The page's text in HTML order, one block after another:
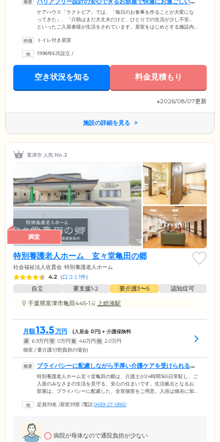
だけます
ケアハウス「ラクトピア」では、「毎日のお食事を作ることが大変にな
ってきた」、「介助はまだ大丈夫だけど、ひとりでの生活が少し不安」
といったご入居者様が生活をされています。居室をはじめとする施設内
お部屋は個室をご用意をしていますので、ご夫婦でのご入居も可能で
とコミュニケーションを気軽に取れる、ロビーや食堂を完備するなど、
安心して快適にお過ごしいただける環境を整えております。
トイレ付き居室
1998年6月設立 /
空き状況を知る 料金見積もり
※2026/08/07更新
施設の詳細を見る
富津市 人気 No.2
満室
特別養護老人ホーム 玄々堂亀田の郷
社会福祉法人佐貫会 特別養護老人ホーム
4.2 (口コミ1件)
自立 要支援1•2 要介護3〜5
認知症可
千葉県富津市亀田445-1
上総湊駅
月額13.5 万円 (入居金 0円) + 介護保険料
家 6.9万円 管 0万円 食 4.6万円 他 2.0万円
個室 / 要介護1(1割負担の場合)
プライバシーに配慮しながら手厚い介護ケアを受けられる、
安心の住まいです
特別養護老人ホーム玄々堂亀田の郷は、介護士が24時間365日常駐し、ご
入居のみなさまの生活を見守る、安心の住まいです。生活拠点となるお
部屋は、プライバシーに配慮した、全室個室をご用意。入浴は個浴に加
とときをお過ごしください。当ホームではご入居者様を少人数のグルー
に、みなさまの快適な暮らしを支援いたします。
定員39名 /居室39室 /電話0439-27-0850
病院が母体なので通院負担が少ない